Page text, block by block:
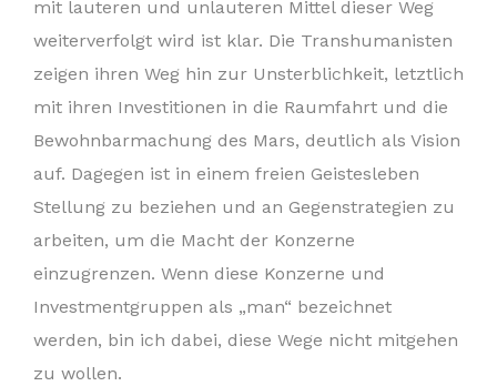
mit lauteren und unlauteren Mittel dieser Weg
weiterverfolgt wird ist klar. Die Transhumanisten
zeigen ihren Weg hin zur Unsterblichkeit, letztlich
mit ihren Investitionen in die Raumfahrt und die
Bewohnbarmachung des Mars, deutlich als Vision
auf. Dagegen ist in einem freien Geistesleben
Stellung zu beziehen und an Gegenstrategien zu
arbeiten, um die Macht der Konzerne
einzugrenzen. Wenn diese Konzerne und
Investmentgruppen als „man“ bezeichnet
werden, bin ich dabei, diese Wege nicht mitgehen
zu wollen.